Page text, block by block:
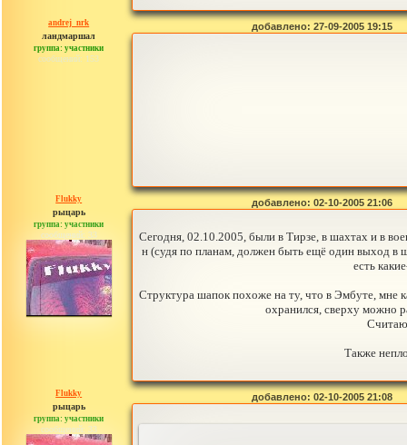
andrej_nrk
ландмаршал
группа: участники
сообщений: 153
добавлено: 27-09-2005 19:15
Flukky
рыцарь
группа: участники
сообщений: 33
добавлено: 02-10-2005 21:06
Сегодня, 02.10.2005, были в Тирзе, в шахтах и в
н (судя по планам, должен быть ещё один выход в
есть
Структура шапок похоже на ту, что в Эмбуте, мне
охранился, сверху можно
Также
Flukky
рыцарь
группа: участники
сообщений: 33
добавлено: 02-10-2005 21:08